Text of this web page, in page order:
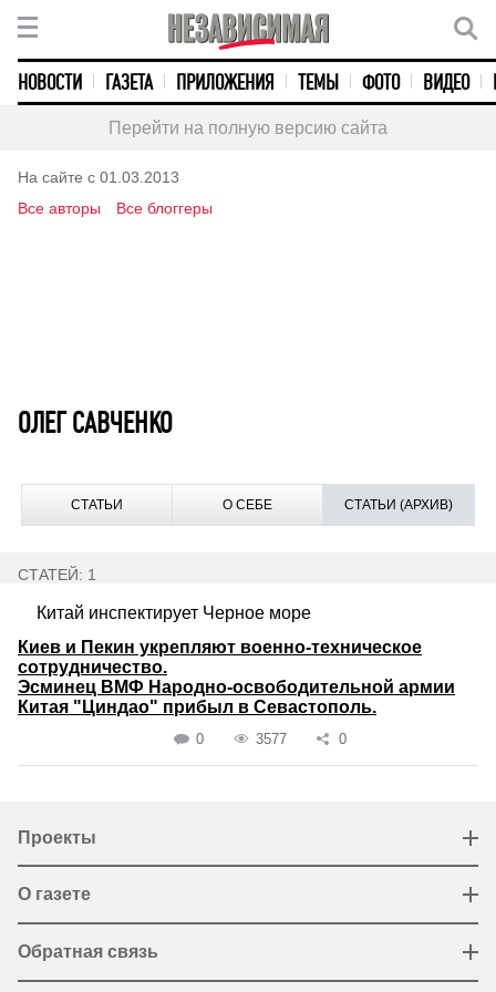
НОВОСТИ ГАЗЕТА ПРИЛОЖЕНИЯ ТЕМЫ ФОТО ВИДЕО
Перейти на полную версию сайта
На сайте с 01.03.2013
Все авторы
Все блоггеры
ОЛЕГ САВЧЕНКО
СТАТЬИ О СЕБЕ СТАТЬИ (АРХИВ)
СТАТЕЙ: 1
Китай инспектирует Черное море
Киев и Пекин укрепляют военно-техническое
сотрудничество.
Эсминец ВМФ Народно-освободительной армии
Китая "Циндао" прибыл в Севастополь.
0 3577 0
Проекты
О газете
Обратная связь